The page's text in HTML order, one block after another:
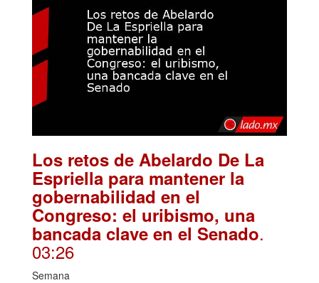
Los retos de Abelardo De La
Espriella para mantener la
gobernabilidad en el
Congreso: el uribismo, una
bancada clave en el Senado.
03:26
Semana